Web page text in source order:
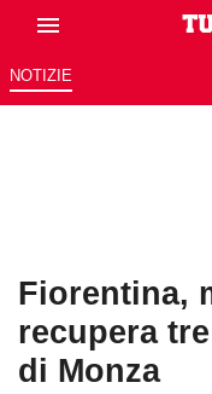
NOTIZIE
Fiorentina,
recupera
di Monza